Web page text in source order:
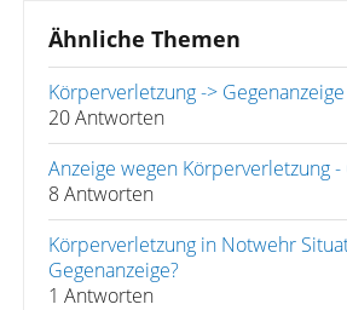
Ähnliche Themen
Körperverletzung -> Gegenanzeige
20 Antworten
Anzeige wegen Körperverletzung -
8 Antworten
Körperverletzung in Notwehr
Gegenanzeige?
1 Antworten